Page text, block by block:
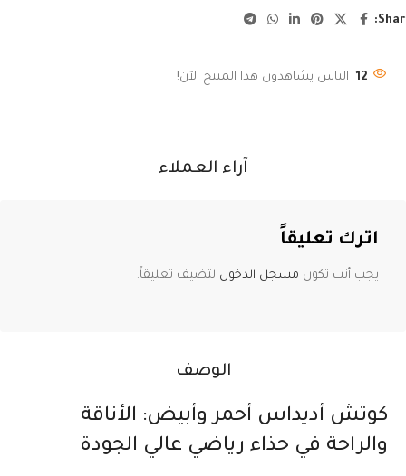
12 الناس يشاهدون هذا المنتج الآن!
الوصف
كوتش أديداس أحمر وأبيض: الأناقة
والراحة في حذاء رياضي عالي الجودة
آراء العملاء
اترك تعليقاً
يجب أنت تكون مسجل الدخول لتضيف تعليقاً.